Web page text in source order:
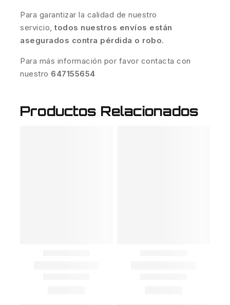
Para garantizar la calidad de nuestro
servicio,todos nuestros envíos están
asegurados contra pérdida o robo.
Para más información por favor contacta con
nuestro 647155654
Productos Relacionados